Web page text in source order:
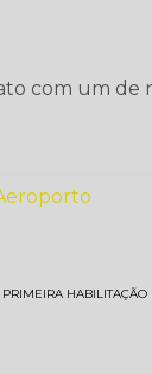
com um de
PRIMEIRA HABILITAÇÃO